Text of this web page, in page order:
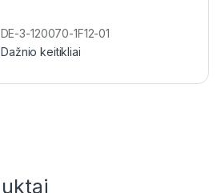
3-120070-1F12-01
Dažnio keitikliai